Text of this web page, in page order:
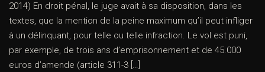
2014) En droit pénal, le juge avait à sa disposition, dans les
textes, que la mention de la peine maximum qu’il peut infliger
à un délinquant, pour telle ou telle infraction. Le vol est puni,
par exemple, de trois ans d’emprisonnement et de 45.000
euros d’amende (article 311-3 […]